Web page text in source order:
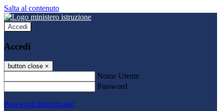
Salta al contenuto
Accedi
Accedi
button close ×
Nome Utente
Password
Password dimenticata?